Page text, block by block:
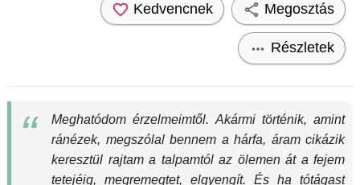
Kedvencnek Megosztás
Részletek
Meghatódom érzelmeimtől. Akármi történik, amint
ránézek, megszólal bennem a hárfa, áram cikázik
keresztül rajtam a talpamtól az ölemen át a fejem
tetejéig, megremegtet, elgyengít. És ha tótágast